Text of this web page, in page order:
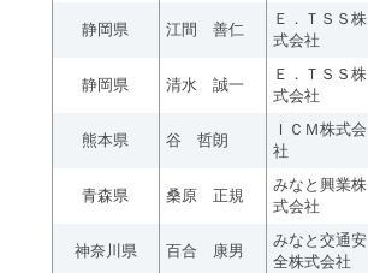
静岡県 江間 善仁
Ｅ．ＴＳＳ株
式会社
静岡県 清水 誠一
Ｅ．ＴＳＳ株
式会社
熊本県 谷 哲朗
ＩＣＭ株式会
社
青森県 桑原 正規
みなと興業株
式会社
神奈川県 百合 康男
みなと交通安
全株式会社